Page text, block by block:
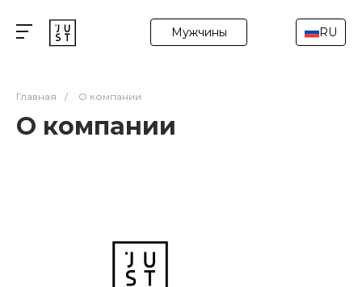
Мужчины RU
Главная / О компании
О компании